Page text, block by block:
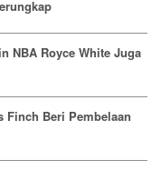
NBA Royce White Juga
Finch Beri Pembelaan